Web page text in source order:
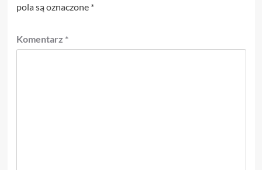
pola są oznaczone *
Komentarz *